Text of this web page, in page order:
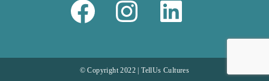
© Copyright 2022 | TellUs Cultures